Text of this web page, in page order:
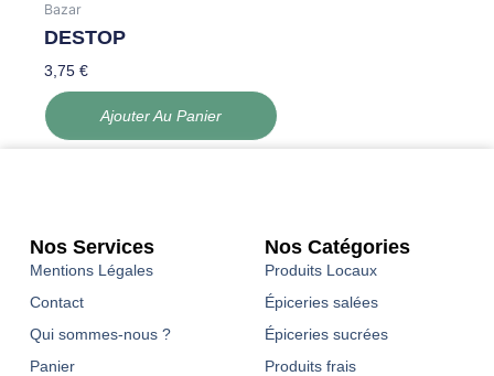
Bazar
DESTOP
3,75€
Ajouter Au Panier
Nos Services
Mentions Légales
Contact
Qui sommes-nous ?
Panier
Nos Catégories
Produits Locaux
Épiceries salées
Épiceries sucrées
Produits frais